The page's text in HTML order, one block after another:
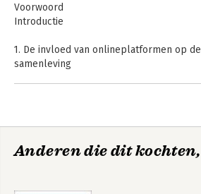
Voorwoord
Introductie
1. De invloed van onlineplatformen op
samenleving
2.2 Commodificatie
Anderen die dit